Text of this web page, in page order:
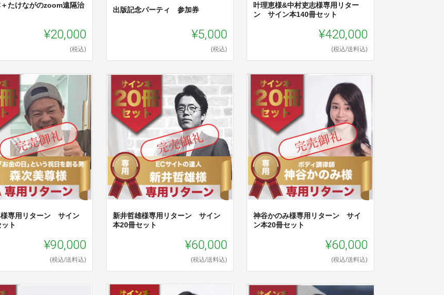
たけながのzoom遠隔治
¥20,000
(税込)
出版記念パーティ 参加券
¥5,000
(税込)
叶理恵様&中村吏志様専用リター
ン サイン本140冊セット
¥420,000
(税込/送料込)
様専用リターン サイン
ト
¥90,000
(税込/送料込)
新井哲雄様専用リターン サイン
本20冊セット
¥60,000
(税込/送料込)
神谷かのみ様専用リターン サイ
ン本20冊セット
¥60,000
(税込/送料込)